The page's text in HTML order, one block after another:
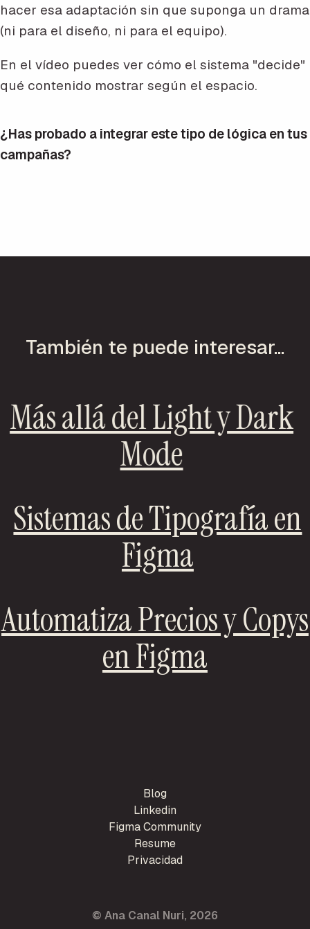
hacer esa adaptación sin que suponga un drama
(ni para el diseño, ni para el equipo).
En el vídeo puedes ver cómo el sistema "decide"
qué contenido mostrar según el espacio.
¿Has probado a integrar este tipo de lógica en tus
campañas?
También te puede interesar...
Más allá del Light y Dark
Mode
Sistemas de Tipografía en
Figma
Automatiza Precios y Copys
en Figma
© Ana Canal Nuri, 2026
Blog
Linkedin
Figma Community
Resume
Privacidad